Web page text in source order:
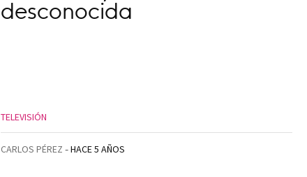
desconocida
TELEVISIÓN
CARLOS PÉREZ HACE 5 AÑOS